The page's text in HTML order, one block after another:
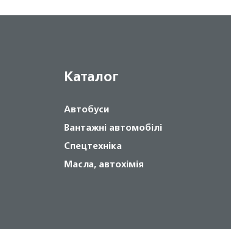
Каталог
Автобуси
Вантажні автомобілі
Спецтехніка
Масла, автохімія